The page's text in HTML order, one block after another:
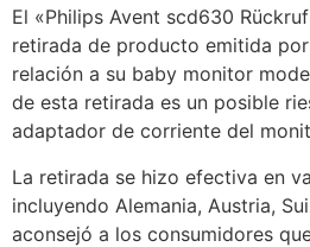
El «Philips Avent scd630
retirada de producto emitida
relación a su baby monitor
de esta retirada es un posible
adaptador de corriente del
La retirada se hizo efectiva en
incluyendo Alemania, Austria,
aconsejó a los consumidores